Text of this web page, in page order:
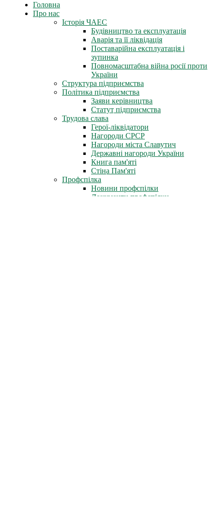
Головна
Про нас
Історія ЧАЕС
Будівництво та експлуатація
Аварія та її ліквідація
Поставарійна експлуатація і
зупинка
Повномасштабна війна росії проти
України
Структура підприємства
Політика підприємства
Заяви керівництва
Статут підприємства
Трудова слава
Герої-ліквідатори
Нагороди СРСР
Нагороди міста Славутич
Державні нагороди України
Книга пам'яті
Стіна Пам'яті
Профспілка
Новини профспілки
Документи профспілки